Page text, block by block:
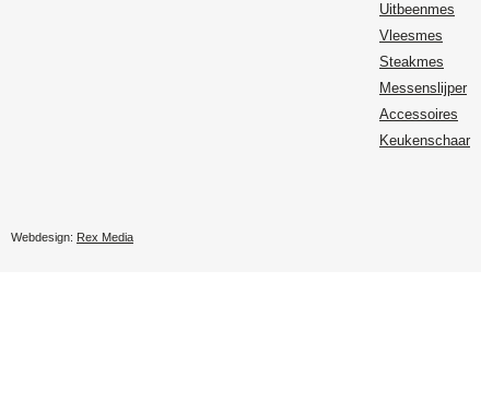
Uitbeenmes
Vleesmes
Steakmes
Messenslijper
Accessoires
Keukenschaar
Webdesign: Rex Media